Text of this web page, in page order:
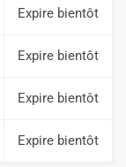
Expire bientôt
Expire bientôt
Expire bientôt
Expire bientôt